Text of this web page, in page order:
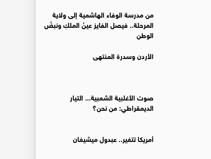
من مدرسة الوفاء الهاشمية إلى ولاية
المرحلة.. فيصل الفايز عينُ الملكِ ونبضُ
الوطن
الأردن وسدرة المنتهى
صوت الأغلبية الشعبية... التيار
الديمقراطي: من نحن؟
أمريكا تتغير.. عبدول ميشيغان